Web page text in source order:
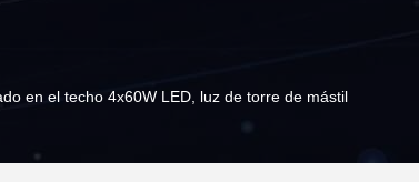
en el techo 4x60W LED, luz de torre de mástil